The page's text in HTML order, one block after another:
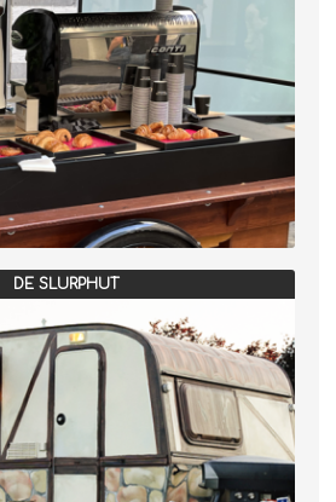
DE SLURPHUT